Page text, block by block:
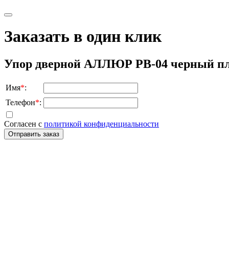
Заказать в один клик
Упор дверной АЛЛЮР РВ-04 черный
Имя*:
Телефон*:
Согласен с политикой конфиденциальности
Отправить заказ